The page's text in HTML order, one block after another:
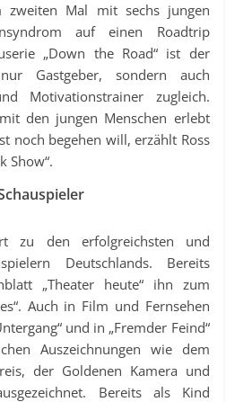
zweiten Mal mit sechs jungen
auf einen Roadtrip
„Down the Road“ ist der
Gastgeber, sondern auch
Motivationstrainer zugleich.
den jungen Menschen erlebt
noch begehen will, erzählt Ross
Show“.
zu den erfolgreichsten und
Deutschlands. Bereits
„Theater heute“ ihn zum
Auch in Film und Fernsehen
und in „Fremder Feind“
Auszeichnungen wie dem
der Goldenen Kamera und
Bereits als Kind